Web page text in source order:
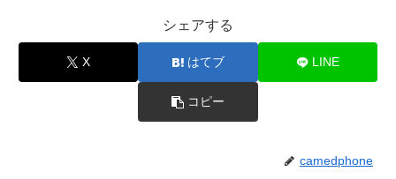
シェアする
X はてブ LINE
コピー
camedphone